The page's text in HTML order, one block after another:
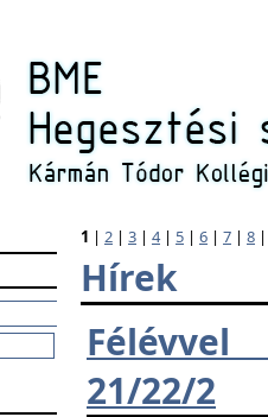
1 | 2 | 3 | 4| 5 | 6 | 7 | 8
Hírek
21/22/2